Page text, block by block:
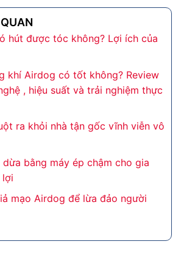
hút được tóc không? Lợi ích của
khí Airdog có tốt không? Review
, hiệu suất và trải nghiệm thực
ra khỏi nhà tận gốc vĩnh viễn vô
dừa bằng máy ép chậm cho gia
lợi
mạo Airdog để lừa đảo người